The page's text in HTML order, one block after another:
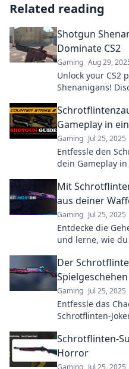
Related reading
Shotgun
Dominate CS2
Gaming Aug 29,
Unlock your CS2
Shenanigans!
gameplay!
Gameplay in
Gaming Jul 25, 2025
Entfessle den
dein Gameplay
Mit
aus deiner
Gaming Jul 25, 2025
Entdecke die
und lerne, wie
Der
Gaming Jul 25, 2025
Entfessle das
Schrotflinten-
überlisten.
Schrotflinten-
Horror
Gaming Jul 25, 2025